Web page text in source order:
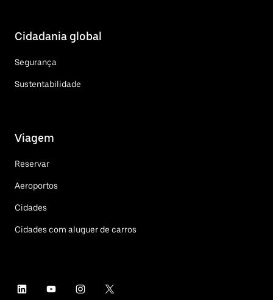
Cidadania global
Segurança
Sustentabilidade
Viagem
Reservar
Aeroportos
Cidades
Cidades com aluguer de carros